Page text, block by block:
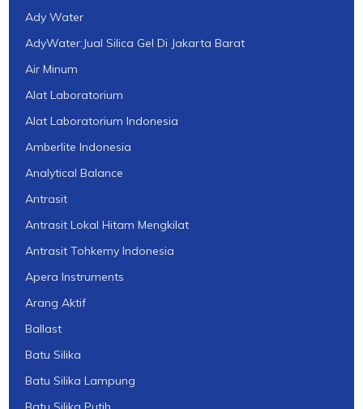
Ady Water
AdyWater:Jual Silica Gel Di Jakarta Barat
Air Minum
Alat Laboratorium
Alat Laboratorium Indonesia
Amberlite Indonesia
Analytical Balance
Antrasit
Antrasit Lokal Hitam Mengkilat
Antrasit Tohkemy Indonesia
Apera Instruments
Arang Aktif
Ballast
Batu Silika
Batu Silika Lampung